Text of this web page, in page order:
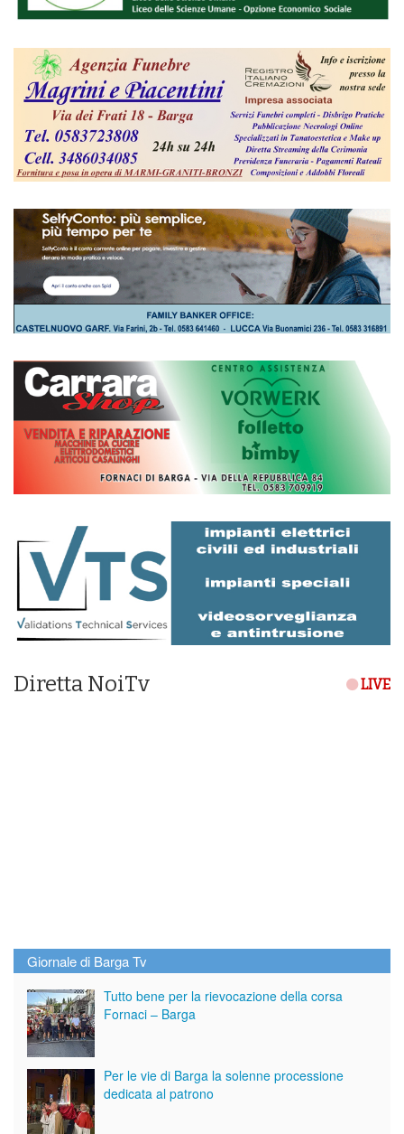
Diretta NoiTv LIVE
Giornale di Barga Tv
Tutto bene per la rievocazione della corsa
Fornaci – Barga
Per le vie di Barga la solenne processione
dedicata al patrono